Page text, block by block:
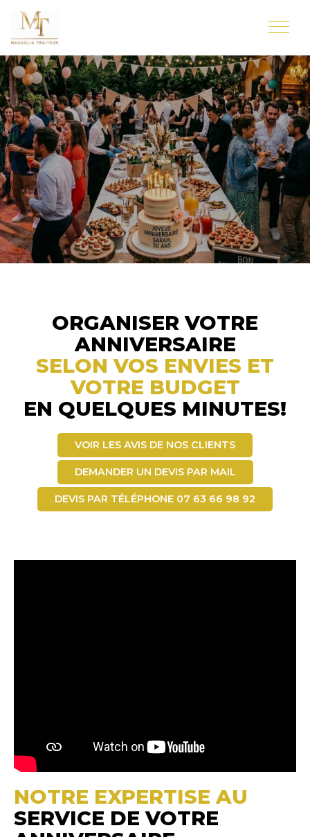
ORGANISER VOTRE
ANNIVERSAIRE
SELON VOS ENVIES ET
VOTRE BUDGET
EN QUELQUES MINUTES!
VOIR LES AVIS DE NOS CLIENTS
DEMANDER UN DEVIS PAR MAIL
DEVIS PAR TÉLÉPHONE 07 63 66 98 92
NOTRE EXPERTISE AU
SERVICE DE VOTRE